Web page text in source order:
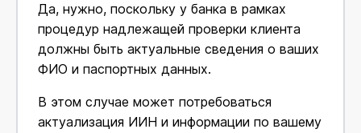
Да, нужно, поскольку у банка в рамках
процедур надлежащей проверки клиента
должны быть актуальные сведения о ваших
ФИО и паспортных данных.
В этом случае может потребоваться
актуализация ИИН и информации по вашему